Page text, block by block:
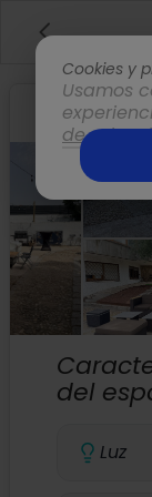
del
Luz
Cookies y
Usamos
de